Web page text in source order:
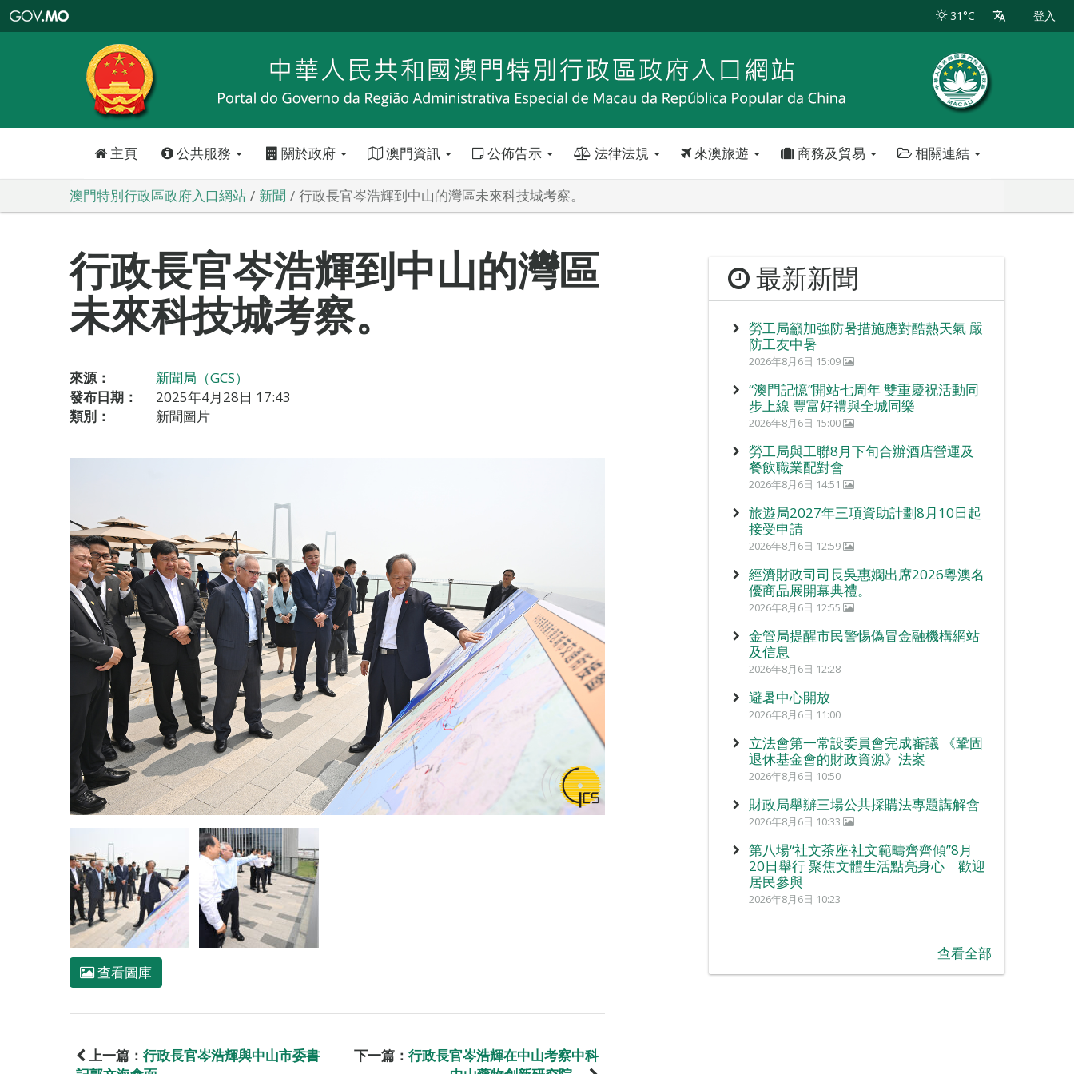
特
政
區
政
口
31°C 登入
主頁 公共服務 關於政府 澳門資訊 公佈告示 法律法規 來澳旅遊 商務及貿易 相關連結
澳門特別行政區政府入口網站 新聞 行政長官岑浩輝到中山的灣區未來科技城考察。
行政長官岑浩輝到中山的灣區
未來科技城考察。
來源：
新聞局（GCS）
發布日期：
2025年4月28日 17:43
類別：
新聞圖片
查看圖庫
上一篇： 行政長官岑浩輝與中山市委書
下一篇： 行政長官岑浩輝在中山考察中科
最新新聞
勞工局籲加強防暑措施應對酷熱天氣 嚴
防工友中暑
2026年8月6日 15:09
“澳門記憶”開站七周年 雙重慶祝活動同
步上線 豐富好禮與全城同樂
2026年8月6日 15:00
勞工局與工聯8月下旬合辦酒店營運及
餐飲職業配對會
2026年8月6日 14:51
旅遊局2027年三項資助計劃8月10日起
接受申請
2026年8月6日 12:59
經濟財政司司長吳惠嫻出席2026粵澳名
優商品展開幕典禮。
2026年8月6日 12:55
金管局提醒市民警惕偽冒金融機構網站
及信息
2026年8月6日 12:28
避暑中心開放
2026年8月6日 11:00
立法會第一常設委員會完成審議 《鞏固
退休基金會的財政資源》法案
2026年8月6日 10:50
財政局舉辦三場公共採購法專題講解會
2026年8月6日 10:33
第八場“社文茶座‧社文範疇齊齊傾”8月
20日舉行 聚焦文體生活點亮身心 歡迎
居民參與
2026年8月6日 10:23
查看全部